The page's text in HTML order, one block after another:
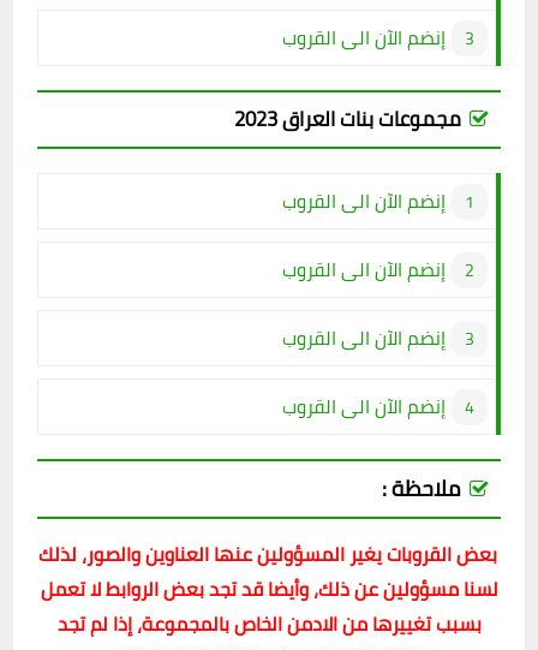
إنضم الآن الى القروب
مجموعات بنات العراق 2023
إنضم الآن الى القروب
إنضم الآن الى القروب
إنضم الآن الى القروب
إنضم الآن الى القروب
ملاحظة :
بعض القروبات يغير المسؤولين عنها العناوين والصور، لذلك
لسنا مسؤولين عن ذلك، وأيضا قد تجد بعض الروابط لا تعمل
بسبب تغييرها من الادمن الخاص بالمجموعة، إذا لم تجد